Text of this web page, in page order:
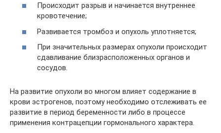
Происходит разрыв и начинается внутреннее
кровотечение;
Развивается тромбоз и опухоль уплотняется;
При значительных размерах опухоли происходит
сдавливание близрасположенных органов и
сосудов.
На развитие опухоли во многом влияет содержание в
крови эстрогенов, поэтому необходимо отслеживать ее
развитие в период беременности либо в процессе
применения контрацепции гормонального характера.